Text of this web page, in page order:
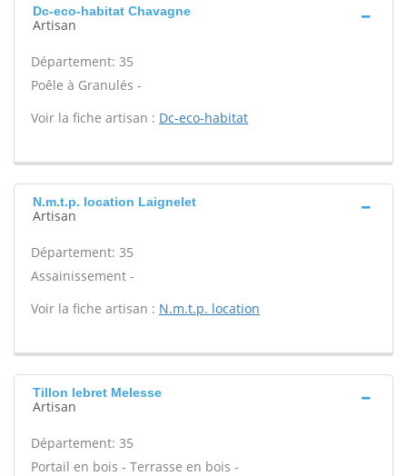
Dc-eco-habitat Chavagne
Artisan
Département: 35
Poêle à Granulés -
Voir la fiche artisan : Dc-eco-habitat
N.m.t.p. location Laignelet
Artisan
Département: 35
Assainissement -
Voir la fiche artisan : N.m.t.p. location
Tillon lebret Melesse
Artisan
Département: 35
Portail en bois - Terrasse en bois -